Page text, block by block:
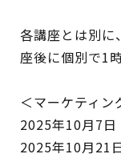
各講座とは別に
座後に個別で1
＜マーケティン
2025年10月7日
2025年10月21